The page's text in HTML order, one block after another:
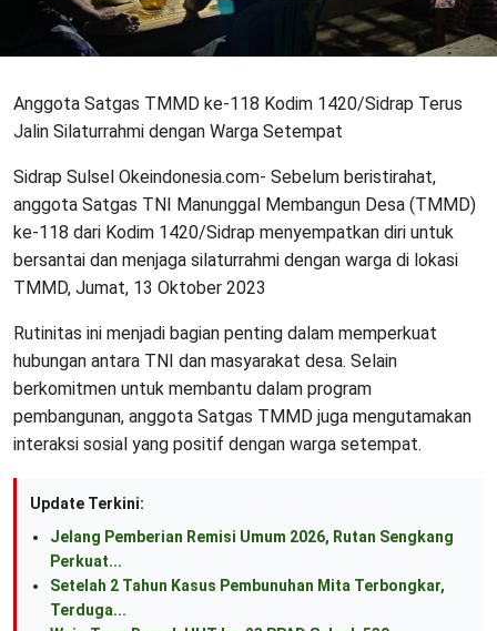
Anggota Satgas TMMD ke-118 Kodim 1420/Sidrap Terus
Jalin Silaturrahmi dengan Warga Setempat
Sidrap Sulsel Okeindonesia.com- Sebelum beristirahat,
anggota Satgas TNI Manunggal Membangun Desa (TMMD)
ke-118 dari Kodim 1420/Sidrap menyempatkan diri untuk
bersantai dan menjaga silaturrahmi dengan warga di lokasi
TMMD, Jumat, 13 Oktober 2023
Rutinitas ini menjadi bagian penting dalam memperkuat
hubungan antara TNI dan masyarakat desa. Selain
berkomitmen untuk membantu dalam program
pembangunan, anggota Satgas TMMD juga mengutamakan
interaksi sosial yang positif dengan warga setempat.
Update Terkini:
Jelang Pemberian Remisi Umum 2026, Rutan Sengkang
Perkuat...
Setelah 2 Tahun Kasus Pembunuhan Mita Terbongkar,
Terduga...